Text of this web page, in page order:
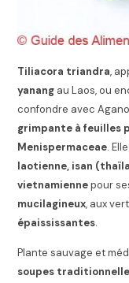
Tiliacora triandra,
yanang au Laos, ou
confondre avec
grimpante à feuilles
Menispermaceae.
laotienne, isan
vietnamiennepour
mucilagineux, aux
épaississantes.
Plante sauvage et
soupes